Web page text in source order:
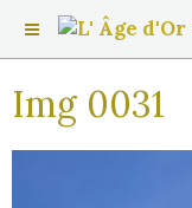
Img 0031